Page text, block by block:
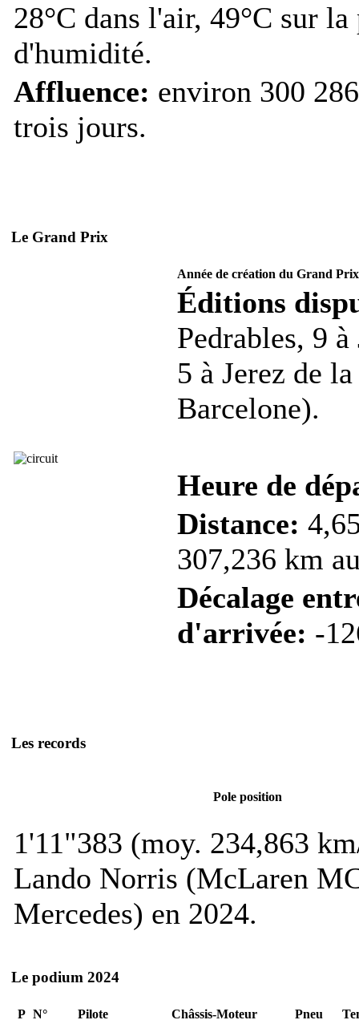
28°C dans l'air, 49°C sur
d'humidité.
Affluence: environ 300
trois jours.
Le Grand Prix
Année de création du Grand
Éditions
Pedrables, 9
5 à Jerez de
Barcelone).
Heure de
Distance:
307,236 km
Décalage
d'arrivée: -
Les records
Pole position
1'11"383 (moy. 234,863
Lando Norris (McLaren
Mercedes) en 2024.
Le podium 2024
P N° Pilote Châssis-Moteur Pneu